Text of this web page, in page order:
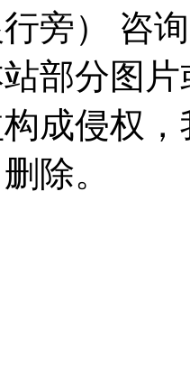
旁） 咨
部分图
成侵权
除。